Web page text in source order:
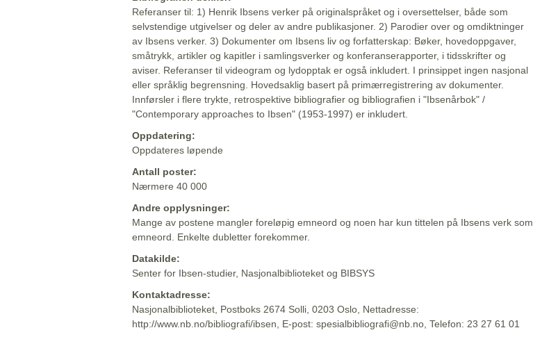
Referanser til: 1) Henrik Ibsens verker på originalspråket og i oversettelser, både som
selvstendige utgivelser og deler av andre publikasjoner. 2) Parodier over og omdiktninger
av Ibsens verker. 3) Dokumenter om Ibsens liv og forfatterskap: Bøker, hovedoppgaver,
småtrykk, artikler og kapitler i samlingsverker og konferanserapporter, i tidsskrifter og
aviser. Referanser til videogram og lydopptak er også inkludert. I prinsippet ingen nasjonal
eller språklig begrensning. Hovedsaklig basert på primærregistrering av dokumenter.
Innførsler i flere trykte, retrospektive bibliografier og bibliografien i "Ibsenårbok" /
"Contemporary approaches to Ibsen" (1953-1997) er inkludert.
Oppdatering:
Oppdateres løpende
Antall poster:
Nærmere 40 000
Andre opplysninger:
Mange av postene mangler foreløpig emneord og noen har kun tittelen på Ibsens verk som
emneord. Enkelte dubletter forekommer.
Datakilde:
Senter for Ibsen-studier, Nasjonalbiblioteket og BIBSYS
Kontaktadresse:
Nasjonalbiblioteket, Postboks 2674 Solli, 0203 Oslo, Nettadresse:
http://www.nb.no/bibliografi/ibsen, E-post: spesialbibliografi@nb.no, Telefon: 23 27 61 01